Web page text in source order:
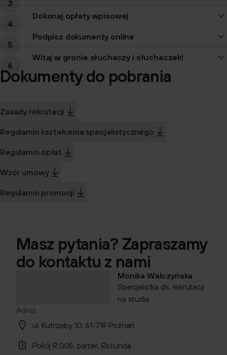
Dokonaj opłaty wpisowej
Podpisz dokumenty online
Witaj w gronie słuchaczy i słuchaczek!
Dokumenty do pobrania
Zasady rekrutacji
Regulamin kształcenia specjalistycznego
Regulamin opłat
Wzór umowy
Regulamin promocji
Masz pytania? Zapraszamy
do kontaktu z nami
Adres
ul. Kutrzeby 10, 61-719 Poznań
Pokój R.005, parter, Rotunda
Monika Walczyńska
Specjalistka ds. rekrutacji
na studia